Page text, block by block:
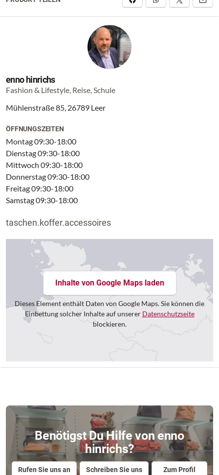
enno hinrichs
Fashion & Lifestyle, Reise, Schule
Mühlenstraße 85, 26789 Leer
ÖFFNUNGSZEITEN
Montag 09:30-18:00
Dienstag 09:30-18:00
Mittwoch 09:30-18:00
Donnerstag 09:30-18:00
Freitag 09:30-18:00
Samstag 09:30-18:00
taschen.koffer.accessoires
Inhalte von Google Maps laden
Dieses Element enthält Daten von Google Maps. Sie können die
Einbettung solcher Inhalte auf unserer Datenschutzseite
blockieren.
Benötigst Du Hilfe von enno
hinrichs?
Rufen Sie uns an
Schreiben Sie uns
Zum Profil